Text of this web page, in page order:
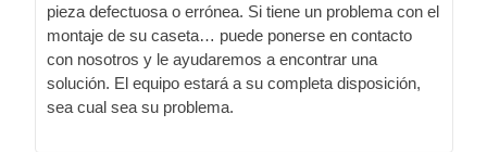
pieza defectuosa o errónea. Si tiene un problema con el
montaje de su caseta… puede ponerse en contacto
con nosotros y le ayudaremos a encontrar una
solución. El equipo estará a su completa disposición,
sea cual sea su problema.